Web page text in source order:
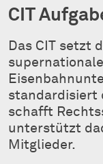
CIT
Das CIT setzt
standardisiert
schafft
unterstützt
Mitglieder.